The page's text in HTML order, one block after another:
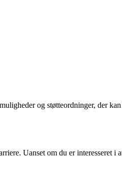
og støtteordninger, der
Uanset om du er interesseret i